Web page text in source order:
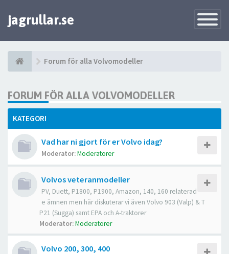
Toggle
jagrullar.se
Forum för alla Volvomodeller
FORUM FÖR ALLA VOLVOMODELLER
KATEGORI
Vad har ni gjort för er Volvo idag?
Moderator:Moderatorer
Volvos veteranmodeller
PV, Duett, P1800, P1900, Amazon, 140, 160 relaterad
e ämnen men här diskuterar vi även Volvo 903 (Valp) & T
P21 (Sugga) samt EPA och A-traktorer
Moderator:Moderatorer
Volvo 200, 300, 400